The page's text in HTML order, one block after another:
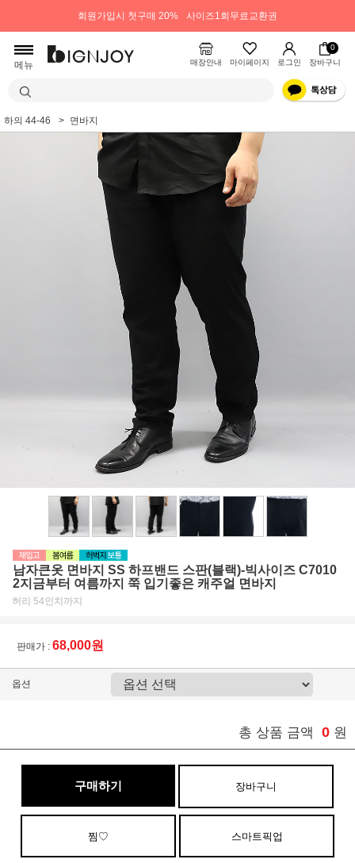
회원가입시 첫구매 20% 사이즈1회무료교환권
메뉴 매장안내 마이페이지 로그인
0
장바구니
하의 44-46 면바지
남자큰옷 면바지 SS 하프밴드 스판(블랙)-빅사이즈 C7010
2지금부터 여름까지 쭉 입기좋은 캐주얼 면바지
허리 54인치까지
판매가 : 68,000원
옵션
총 상품 금액 0 원
구매하기 장바구니
찜♡ 스마트픽업